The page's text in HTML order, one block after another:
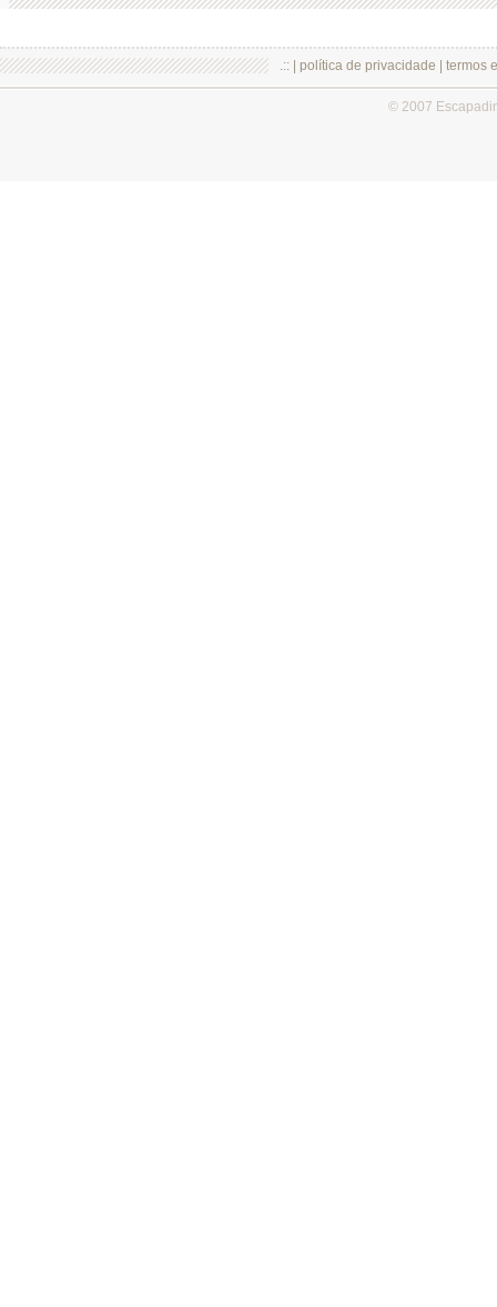
.:: | política de privacidade termos
© 2007